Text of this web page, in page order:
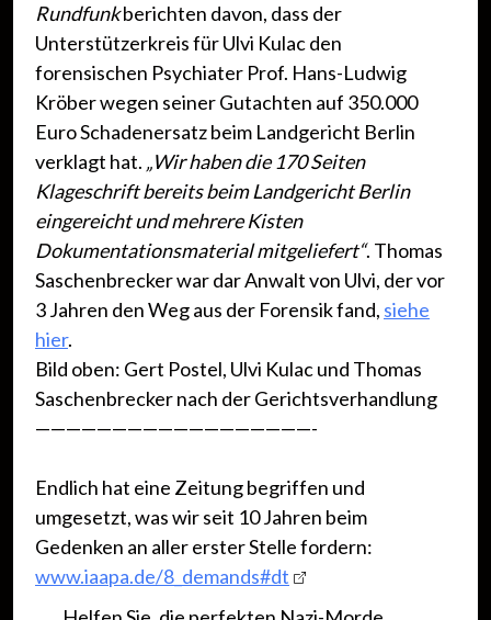
Rundfunkberichten davon, dass der
Unterstützerkreis für Ulvi Kulac den
forensischen Psychiater Prof. Hans-Ludwig
Kröber wegen seiner Gutachten auf 350.000
Euro Schadenersatz beim Landgericht Berlin
verklagt hat. „Wir haben die 170 Seiten
Klageschrift bereits beim Landgericht Berlin
eingereicht und mehrere Kisten
Dokumentationsmaterial mitgeliefert“. Thomas
Saschenbrecker war dar Anwalt von Ulvi, der vor
3 Jahren den Weg aus der Forensik fand, siehe
hier.
Bild oben: Gert Postel, Ulvi Kulac und Thomas
Saschenbrecker nach der Gerichtsverhandlung
——————————————————-
Endlich hat eine Zeitung begriffen und
umgesetzt, was wir seit 10 Jahren beim
Gedenken an aller erster Stelle fordern:
www.iaapa.de/8_demands#dt